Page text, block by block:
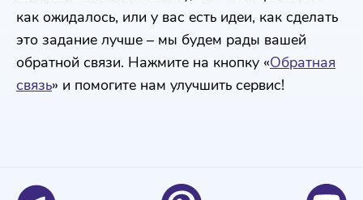
как ожидалось, или у вас есть идеи, как сделать
это задание лучше – мы будем рады вашей
обратной связи. Нажмите на кнопку «Обратная
связь» и помогите нам улучшить сервис!